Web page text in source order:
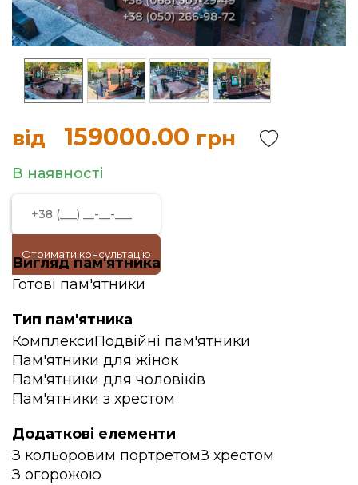
від 159000.00 грн
В наявності
Отримати консультацію
Вигляд пам'ятника
Готові пам'ятники
Тип пам'ятника
КомплексиПодвійні пам'ятники
Пам'ятники для жінок
Пам'ятники для чоловіків
Пам'ятники з хрестом
Додаткові елементи
З кольоровим портретомЗ хрестом
З огорожою